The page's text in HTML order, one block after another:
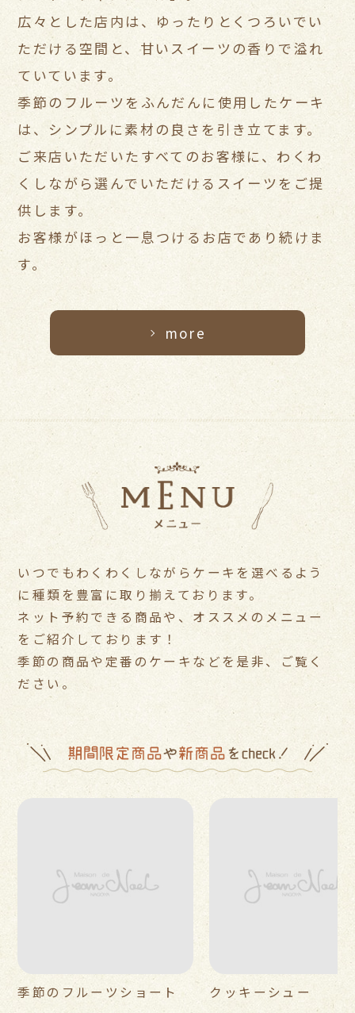
広々とした店内は、ゆったりとくつろいでい
ただける空間と、甘いスイーツの香りで溢れ
ていています。
季節のフルーツをふんだんに使用したケーキ
は、シンプルに素材の良さを引き立てます。
ご来店いただいたすべてのお客様に、わくわ
くしながら選んでいただけるスイーツをご提
供します。
お客様がほっと一息つけるお店であり続けま
す。
more
いつでもわくわくしながらケーキを選べるよう
に種類を豊富に取り揃えております。
ネット予約できる商品や、オススメのメニュー
をご紹介しております！
季節の商品や定番のケーキなどを是非、ご覧く
ださい。
季節のフルーツショート クッキーシュー